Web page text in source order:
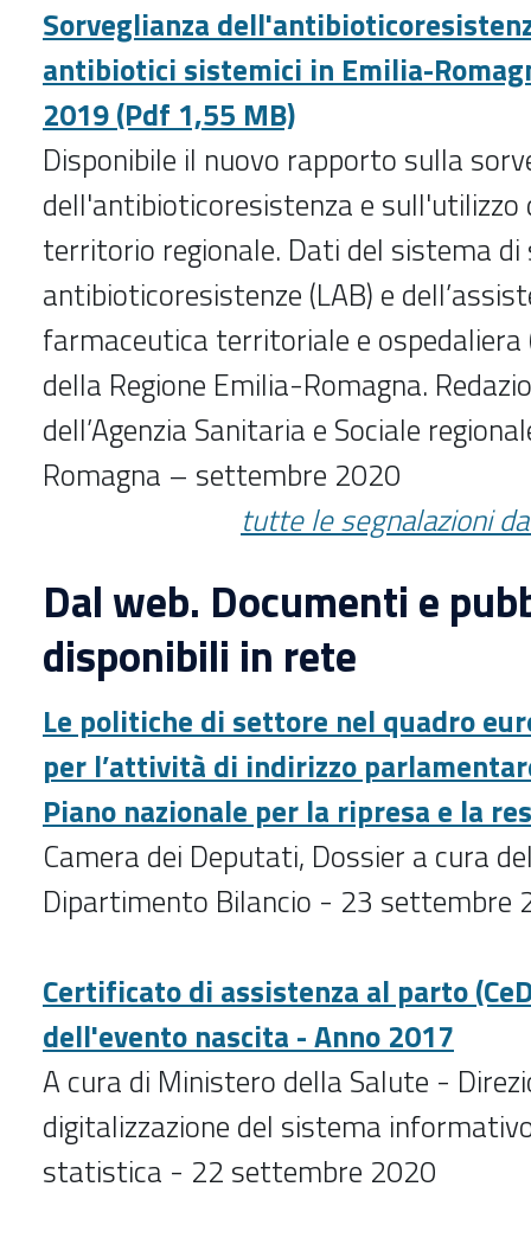
Sorveglianza
antibiotici sistemici in Emilia-
2019 (Pdf 1,55 MB)
Disponibile il nuovo rapporto sulla
dell'antibioticoresistenza e
territorio regionale. Dati del sistema di
antibioticoresistenze (LAB) e
farmaceutica territoriale e ospedaliera
della Regione Emilia-Romagna.
dell’Agenzia Sanitaria e Sociale
Romagna – settembre 2020
tutte le segnalazioni
Dal web. Documenti e
disponibili in rete
Le politiche di settore nel quadro
per l’attività di indirizzo
Piano nazionale per la ripresa e la
Camera dei Deputati, Dossier a cura
Dipartimento Bilancio - 23 settembre
Certificato di assistenza al parto
dell'evento nascita - Anno 2017
A cura di Ministero della Salute -
digitalizzazione del sistema
statistica - 22 settembre 2020